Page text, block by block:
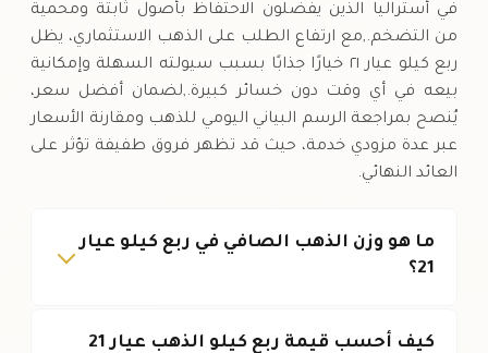
في أستراليا الذين يفضلون الاحتفاظ بأصول ثابتة ومحمية
من التضخم.,مع ارتفاع الطلب على الذهب الاستثماري، يظل
ربع كيلو عيار ٢١ خيارًا جذابًا بسبب سيولته السهلة وإمكانية
بيعه في أي وقت دون خسائر كبيرة.,لضمان أفضل سعر،
يُنصح بمراجعة الرسم البياني اليومي للذهب ومقارنة الأسعار
عبر عدة مزودي خدمة، حيث قد تظهر فروق طفيفة تؤثر على
العائد النهائي.
ما هو وزن الذهب الصافي في ربع كيلو عيار
21؟
كيف أحسب قيمة ربع كيلو الذهب عيار 21